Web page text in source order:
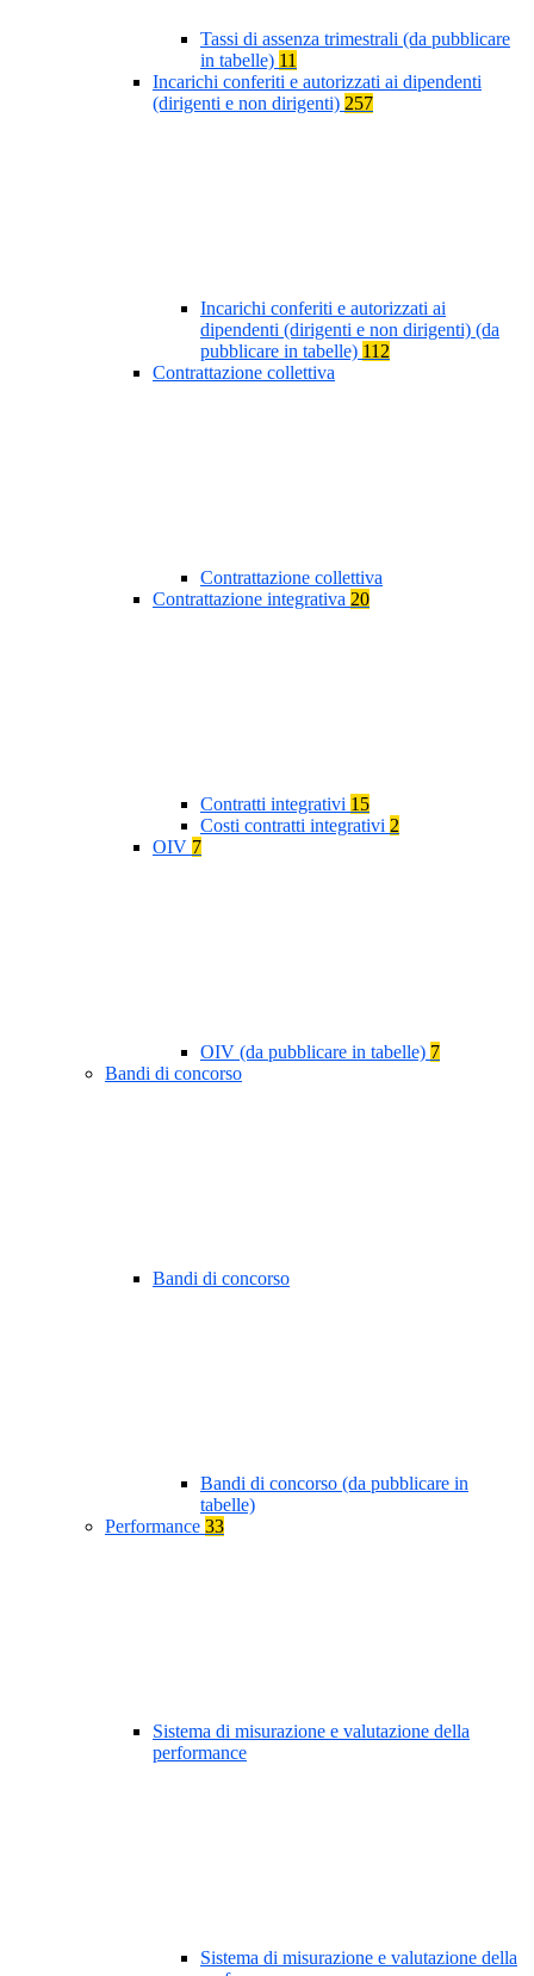
Tassi di assenza trimestrali (da pubblicare
in tabelle) 11
Incarichi conferiti e autorizzati ai dipendenti
(dirigenti e non dirigenti) 257
Incarichi conferiti e autorizzati ai
dipendenti (dirigenti e non dirigenti) (da
pubblicare in tabelle) 112
Contrattazione collettiva
Contrattazione collettiva
Contrattazione integrativa 20
Contratti integrativi 15
Costi contratti integrativi 2
OIV 7
OIV (da pubblicare in tabelle) 7
Bandi di concorso
Bandi di concorso
Bandi di concorso (da pubblicare in
tabelle)
Performance 33
Sistema di misurazione e valutazione della
performance
Sistema di misurazione e valutazione della